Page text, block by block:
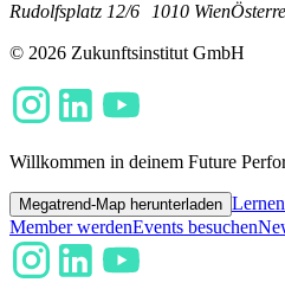
Rudolfsplatz 12/6 1010 Wien
© 2026 Zukunftsinstitut GmbH
Willkommen in deinem Future
Megatrend-Map herunterladen
Member werdenEvents besuchen